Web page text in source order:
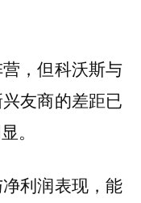
，但科沃斯与
友商的差距已
。
利润表现，能